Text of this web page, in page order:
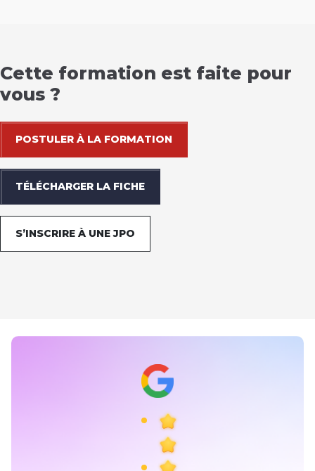
Cette formation est faite pour
vous ?
POSTULER À LA FORMATION
TÉLÉCHARGER LA FICHE
S’INSCRIRE À UNE JPO